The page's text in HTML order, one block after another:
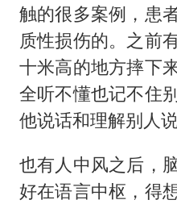
触的很多案例，患
质性损伤的。之前
十米高的地方摔下
全听不懂也记不住
他说话和理解别人说
也有人中风之后，
好在语言中枢，得